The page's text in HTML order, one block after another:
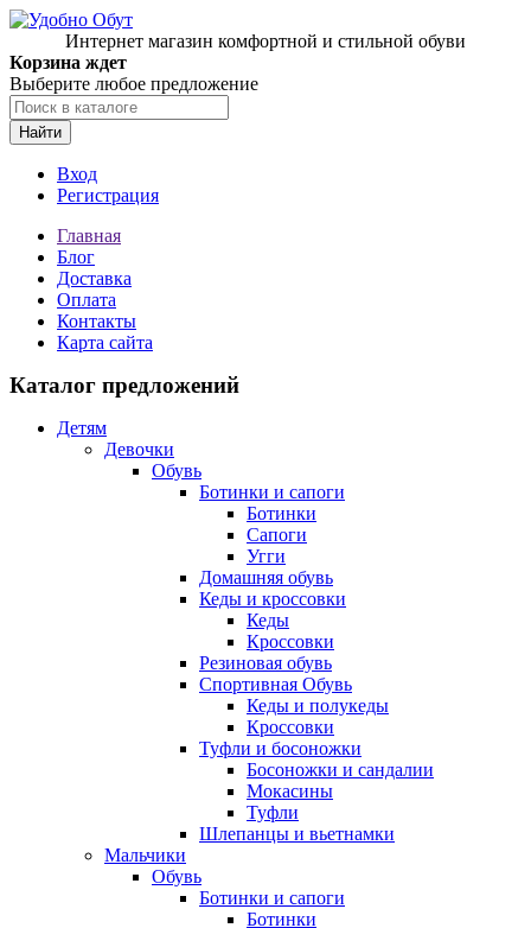
Интернет магазин комфортной и стильной обуви
Корзина ждет
Выберите любое предложение
Найти
Вход
Регистрация
Главная
Блог
Доставка
Оплата
Контакты
Карта сайта
Каталог предложений
Детям
Девочки
Обувь
Ботинки и сапоги
Ботинки
Сапоги
Угги
Домашняя обувь
Кеды и кроссовки
Кеды
Кроссовки
Резиновая обувь
Спортивная Обувь
Кеды и полукеды
Кроссовки
Туфли и босоножки
Босоножки и сандалии
Мокасины
Туфли
Шлепанцы и вьетнамки
Мальчики
Обувь
Ботинки и сапоги
Ботинки